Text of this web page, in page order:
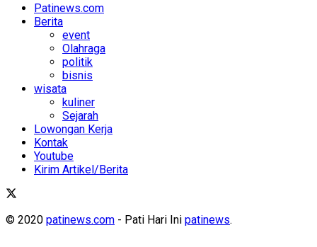
Patinews.com
Berita
event
Olahraga
politik
bisnis
wisata
kuliner
Sejarah
Lowongan Kerja
Kontak
Youtube
Kirim Artikel/Berita
© 2020 patinews.com - Pati Hari Ini patinews.